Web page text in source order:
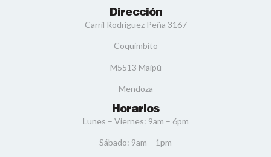
Dirección
Carril Rodríguez Peña 3167
Coquimbito
M5513 Maipú
Mendoza
Horarios
Lunes – Viernes: 9am – 6pm
Sábado: 9am – 1pm